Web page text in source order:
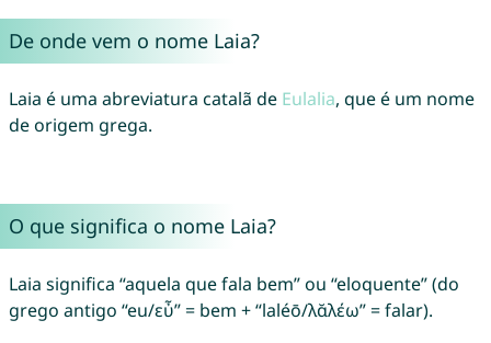
De onde vem o nome Laia?
Laia é uma abreviatura catalã de Eulalia, que é um nome
de origem grega.
O que significa o nome Laia?
Laia significa “aquela que fala bem” ou “eloquente” (do
grego antigo “eu/εὖ” = bem + “laléō/λᾰλέω” = falar).